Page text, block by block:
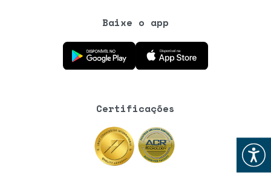
Abrir
Baixe o app
Baixe o aplicativo na Google Play Store
Baixe o aplicativo na App Store
Certificações